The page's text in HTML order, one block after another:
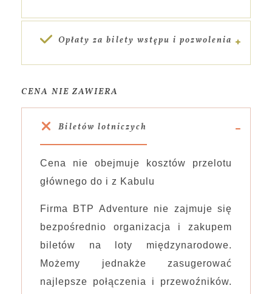
Opłaty za bilety wstępu i pozwolenia
CENA NIE ZAWIERA
Biletów lotniczych
Cena nie obejmuje kosztów przelotu
głównego do i z Kabulu
Firma BTP Adventure nie zajmuje się
bezpośrednio organizacja i zakupem
biletów na loty międzynarodowe.
Możemy jednakże zasugerować
najlepsze połączenia i przewoźników.